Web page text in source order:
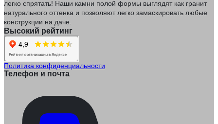
легко спрятать! Наши камни полой формы выглядят как гранит
натурального оттенка и позволяют легко замаскировать любые
конструкции на даче.
Высокий рейтинг
Политика конфиденциальности
Телефон и почта